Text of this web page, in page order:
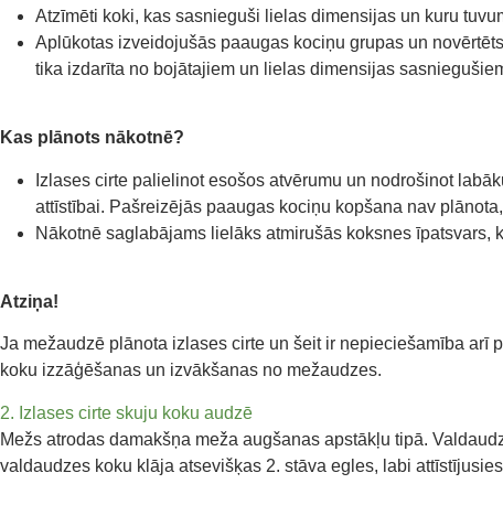
Atzīmēti koki, kas sasnieguši lielas dimensijas un kuru
Aplūkotas izveidojušās paaugas kociņu grupas un
tika izdarīta no bojātajiem un lielas dimensijas
Kas plānots nākotnē?
Izlases cirte palielinot esošos atvērumu un nodrošinot
attīstībai. Pašreizējās paaugas kociņu kopšana nav
Nākotnē saglabājams lielāks atmirušās koksnes
Atziņa!
Ja mežaudzē plānota izlases cirte un šeit ir nepieciešamība arī
koku izzāģēšanas un izvākšanas no mežaudzes.
2. Izlases cirte skuju koku audzē
Mežs atrodas damakšņa meža augšanas apstākļu tipā.
valdaudzes koku klāja atsevišķas 2. stāva egles, labi